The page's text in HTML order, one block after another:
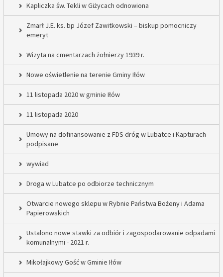
Kapliczka św. Tekli w Giżycach odnowiona
Zmarł J.E. ks. bp Józef Zawitkowski – biskup pomocniczy
emeryt
Wizyta na cmentarzach żołnierzy 1939 r.
Nowe oświetlenie na terenie Gminy Iłów
11 listopada 2020 w gminie Iłów
11 listopada 2020
Umowy na dofinansowanie z FDS dróg w Lubatce i Kapturach
podpisane
wywiad
Droga w Lubatce po odbiorze technicznym
Otwarcie nowego sklepu w Rybnie Państwa Bożeny i Adama
Papierowskich
Ustalono nowe stawki za odbiór i zagospodarowanie odpadami
komunalnymi - 2021 r.
Mikołajkowy Gość w Gminie Iłów